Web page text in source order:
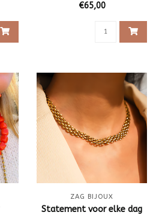
€65,00
ZAG BIJOUX
Statement voor elke dag